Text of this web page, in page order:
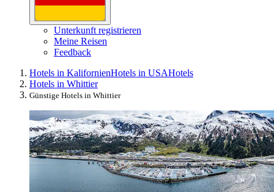
Unterkunft registrieren
Meine Reisen
Feedback
Hotels in KalifornienHotels in USAHotels
Hotels in Whittier
Günstige Hotels in Whittier